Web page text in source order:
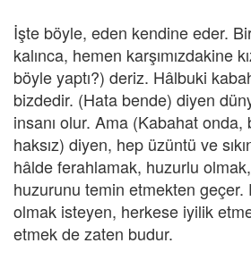
İşte böyle, eden kendine eder.
kalınca, hemen karşımızdakine
böyle yaptı?) deriz. Hâlbuki
bizdedir. (Hata bende) diyen
insanı olur. Ama (Kabahat onda,
haksız) diyen, hep üzüntü ve
hâlde ferahlamak, huzurlu olmak,
huzurunu temin etmekten geçer.
olmak isteyen, herkese iyilik
etmek de zaten budur.